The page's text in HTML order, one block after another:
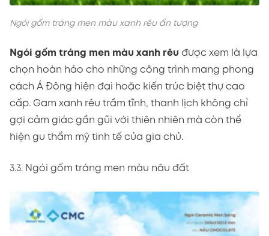
Ngói gốm tráng men màu xanh rêu ấn tượng
Ngói gốm tráng men màu xanh rêu được xem là lựa
chọn hoàn hảo cho những công trình mang phong
cách Á Đông hiện đại hoặc kiến trúc biệt thự cao
cấp. Gam xanh rêu trầm tĩnh, thanh lịch không chỉ
gợi cảm giác gần gũi với thiên nhiên mà còn thể
hiện gu thẩm mỹ tinh tế của gia chủ.
3.3. Ngói gốm tráng men màu nâu đất